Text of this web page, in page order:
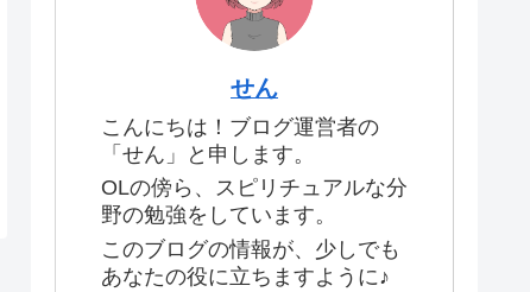
せん
こんにちは！ブログ運営者の
「せん」と申します。
OLの傍ら、スピリチュアルな分
野の勉強をしています。
このブログの情報が、少しでも
あなたの役に立ちますように♪